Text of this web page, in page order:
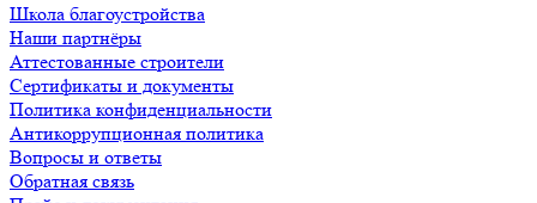
Школа благоустройства
Наши партнёры
Аттестованные строители
Сертификаты и документы
Политика конфиденциальности
Антикоррупционная политика
Вопросы и ответы
Обратная связь